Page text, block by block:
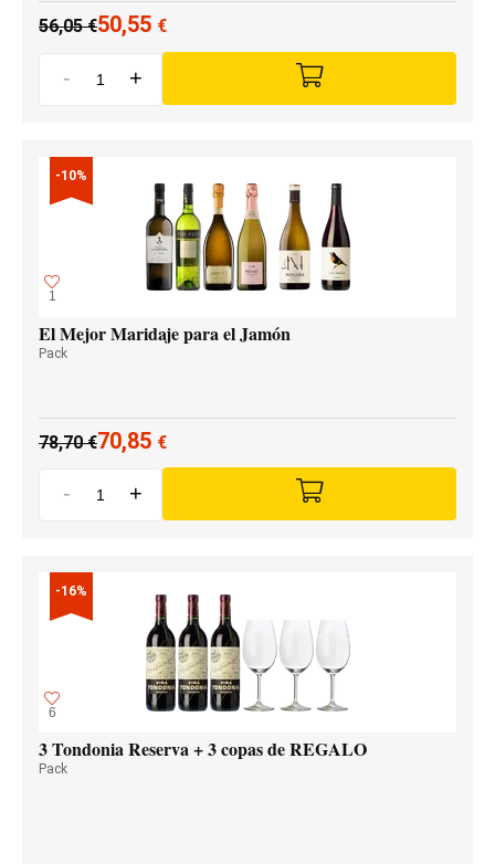
56,05€50,55 €
- +
-10%
1
El Mejor Maridaje para el Jamón
Pack
78,70€70,85 €
- +
-16%
6
3 Tondonia Reserva + 3 copas de REGALO
Pack